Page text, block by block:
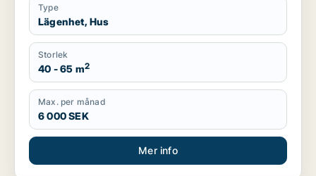
Type
Lägenhet, Hus
Storlek
40 - 65 m2
Max. per månad
6 000 SEK
Mer info